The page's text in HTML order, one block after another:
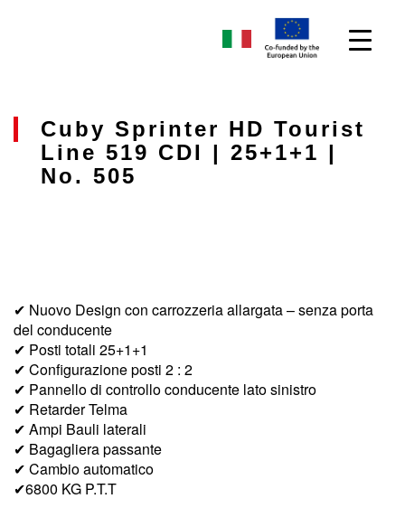
Cuby Sprinter HD Tourist
Line 519 CDI | 25+1+1 |
No. 505
✔ Nuovo Design con carrozzeria allargata – senza porta
del conducente
✔ Posti totali 25+1+1
✔ Configurazione posti 2 : 2
✔ Pannello di controllo conducente lato sinistro
✔ Retarder Telma
✔ Ampi Bauli laterali
✔ Bagagliera passante
✔ Cambio automatico
✔6800 KG P.T.T